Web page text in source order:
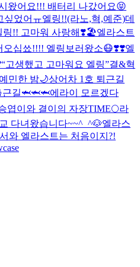
왔어요!!! 배터리 나갔어요😝
었어ㅠ엘링!!(라노,혁,예준)데
링!! 고마워 사랑해❣️🏖엘라스트
오십쑈!!!! 엘링보러왔소😷❣️❣️엘
고생했고 고마워요 엘링”결&혁
민한 밤🌙상어차 1호 퇴근길
근길🦈🦈🦈에라이 모르겠다
엽이와 결이의 자장TIME🌕라
다녀왔습니다~~^_^🐶엘라스
와 엘라스트는 처음이지?!